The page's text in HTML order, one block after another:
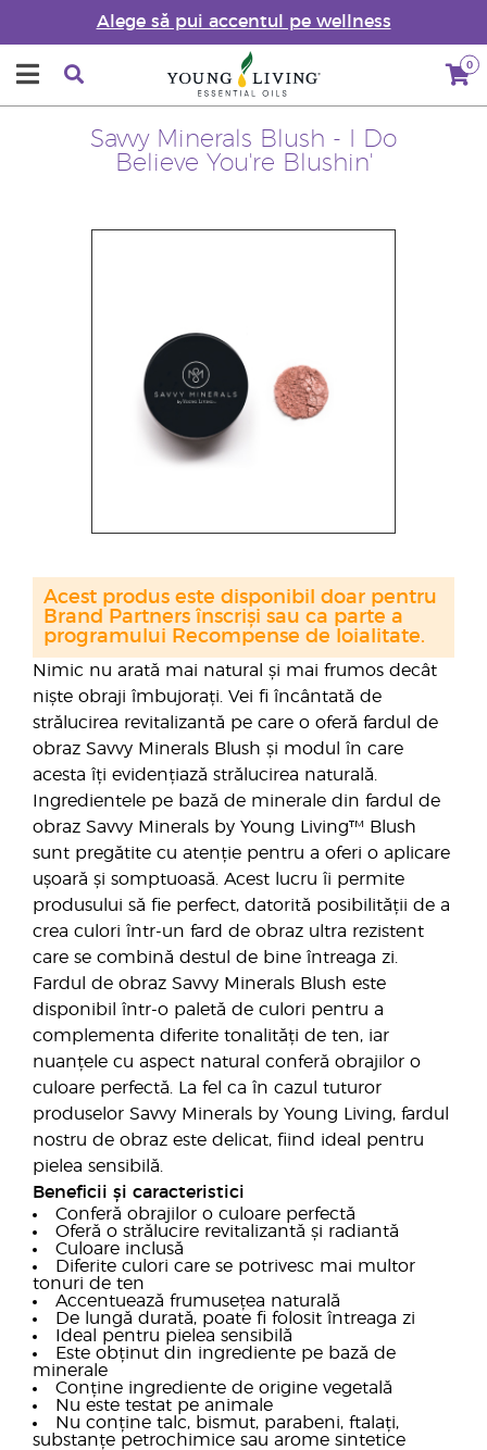
Alege să pui accentul pe wellness
0
Savvy Minerals Blush - I Do
Believe You're Blushin'
Nimic nu arată mai natural și mai frumos decât
niște obraji îmbujorați. Vei fi încântată de
strălucirea revitalizantă pe care o oferă fardul de
obraz Savvy Minerals Blush și modul în care
acesta îți evidențiază strălucirea naturală.
Ingredientele pe bază de minerale din fardul de
obraz Savvy Minerals by Young Living™ Blush
sunt pregătite cu atenție pentru a oferi o aplicare
ușoară și somptuoasă. Acest lucru îi permite
produsului să fie perfect, datorită posibilității de a
crea culori într-un fard de obraz ultra rezistent
care se combină destul de bine întreaga zi.
Fardul de obraz Savvy Minerals Blush este
disponibil într-o paletă de culori pentru a
complementa diferite tonalități de ten, iar
nuanțele cu aspect natural conferă obrajilor o
culoare perfectă. La fel ca în cazul tuturor
produselor Savvy Minerals by Young Living, fardul
nostru de obraz este delicat, fiind ideal pentru
pielea sensibilă.
Beneficii și caracteristici
Conferă obrajilor o culoare perfectă
Oferă o strălucire revitalizantă și radiantă
Culoare inclusă
Diferite culori care se potrivesc mai multor
tonuri de ten
Accentuează frumusețea naturală
De lungă durată, poate fi folosit întreaga zi
Ideal pentru pielea sensibilă
Este obținut din ingrediente pe bază de
minerale
Conține ingrediente de origine vegetală
Nu este testat pe animale
Nu conține talc, bismut, parabeni, ftalați,
substanțe petrochimice sau arome sintetice
Acest produs este disponibil doar pentru
Brand Partners înscriși sau ca parte a
programului Recompense de loialitate.